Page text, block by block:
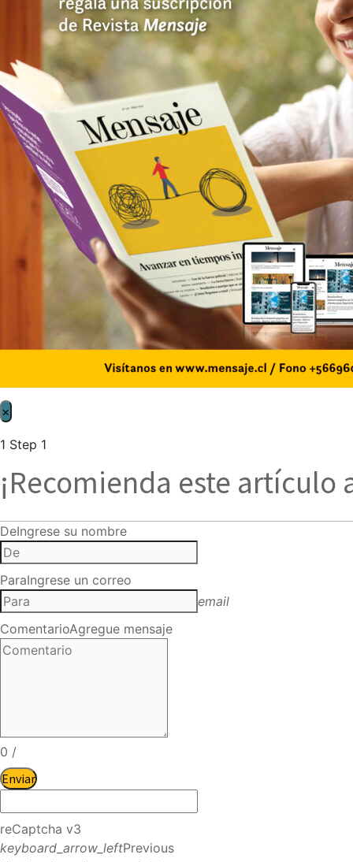
×
1 Step 1
¡Recomienda este artículo
DeIngrese su nombre
ParaIngrese un correo
email
ComentarioAgregue mensaje
0 /
Enviar
reCaptcha v3
keyboard_arrow_leftPrevious